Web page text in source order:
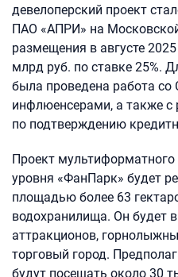
девелоперский проект
ПАО «АПРИ» на
размещения в августе
млрд руб. по ставке 25%.
была проведена работа
инфлюенсерами, а также с
по подтверждению
Проект
уровня «ФанПарк» будет
площадью более 63
водохранилища. Он будет
аттракционов,
торговый город.
будут посещать около 30